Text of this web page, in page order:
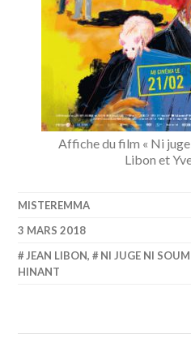
Affiche du film « Ni
Libon et
MISTEREMMA
3 MARS 2018
JEAN LIBON, NI JUGE NI
HINANT